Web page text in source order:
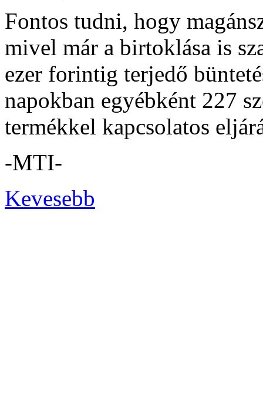
Fontos tudni, hogy
mivel már a birtoklása is
ezer forintig terjedő
napokban egyébként 227
termékkel kapcsolatos
-MTI-
Kevesebb